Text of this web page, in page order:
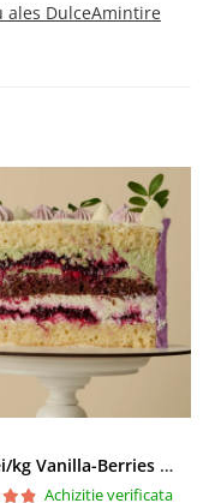
ales DulceAmintire
220 Lei/kg Vanilla-Berries Paradise
Achizitie verificata